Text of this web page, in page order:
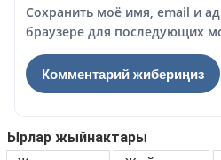
Сохранить моё имя, email и
браузере для последующих
Ырлар жыйнактары